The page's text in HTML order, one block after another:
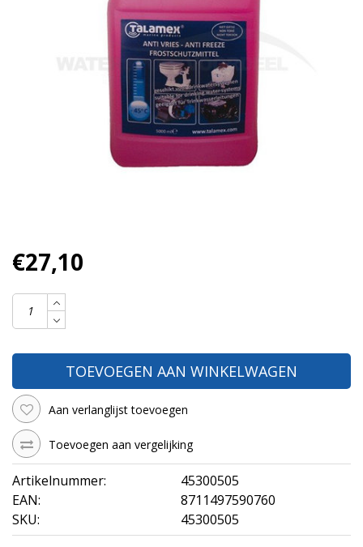
€27,10
TOEVOEGEN AAN WINKELWAGEN
Aan verlanglijst toevoegen
Toevoegen aan vergelijking
Artikelnummer:
45300505
EAN:
8711497590760
SKU:
45300505